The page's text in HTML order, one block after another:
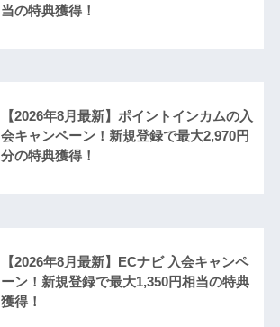
当の特典獲得！
【2026年8月最新】ポイントインカムの入
会キャンペーン！新規登録で最大2,970円
分の特典獲得！
【2026年8月最新】ECナビ 入会キャンペ
ーン！新規登録で最大1,350円相当の特典
獲得！